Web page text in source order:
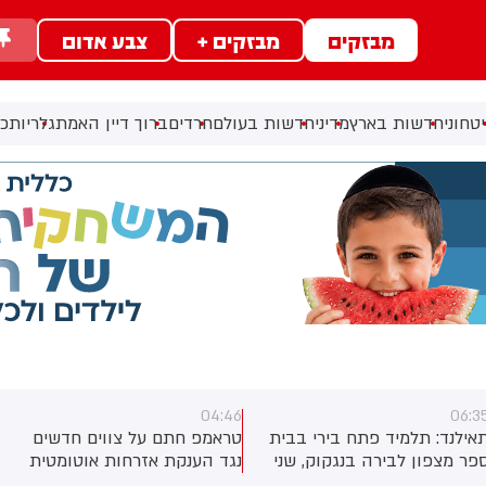
מבזקים מבזקים + צבע אדום
חדשות בארץמדיניחדשות בעולםחרדיםברוך דיין האמתגלריות
תלמיד פתח בירי בבית
מצפון לבירה בנגקוק, שני
04:46
טראמפ חתם על צווים חדשים
נגד הענקת אזרחות אוטומטית